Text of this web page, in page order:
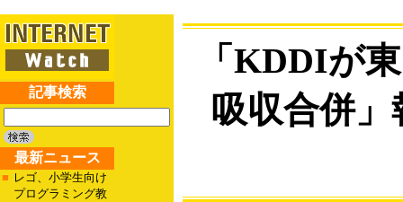
記事検索
最新ニュース
■ レゴ、小学生向け
プログラミング教
「KDDIが
吸収合併